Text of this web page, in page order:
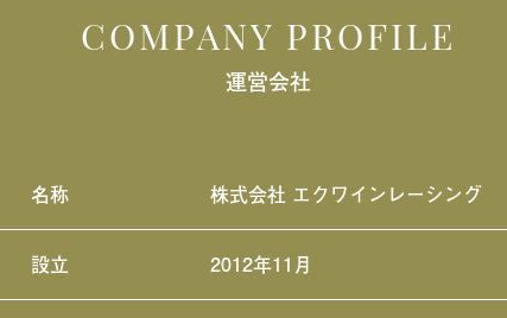
COMPANY PROFILE
運営会社
名称 株式会社 エクワインレーシング
設立 2012年11月